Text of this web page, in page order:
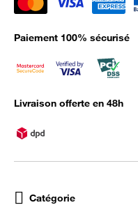
Paiement 100% sécurisé
Livraison offerte en 48h
Catégorie